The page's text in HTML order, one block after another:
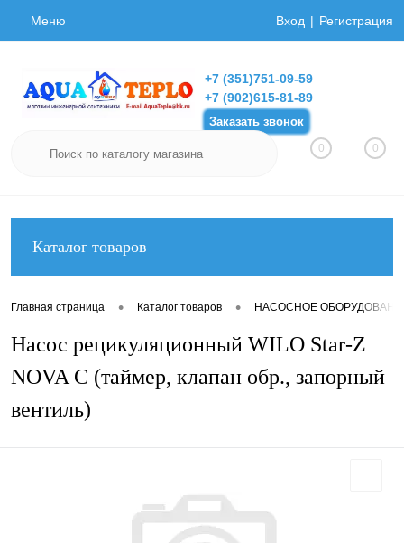
Меню Вход Регистрация
+7 (351)751-09-59
+7 (902)615-81-89
Заказать звонок
0 0
Каталог товаров
Главная страница • Каталог товаров • НАСОСНОЕ
Насос рецикуляционный WILO Star-Z
NOVA C (таймер, клапан обр., запорный
вентиль)